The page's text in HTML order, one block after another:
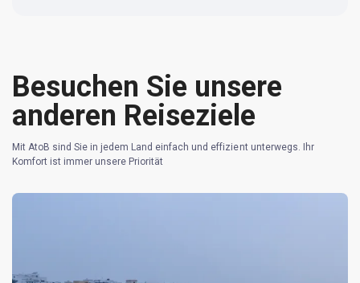
Besuchen Sie unsere
anderen Reiseziele
Mit AtoB sind Sie in jedem Land einfach und effizient unterwegs. Ihr
Komfort ist immer unsere Priorität